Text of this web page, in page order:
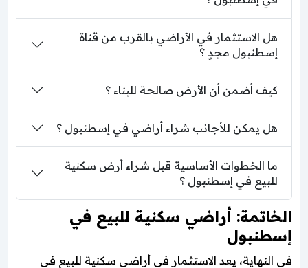
هل الاستثمار في الأراضي بالقرب من قناة
إسطنبول مجدٍ ؟
كيف أضمن أن الأرض صالحة للبناء ؟
هل يمكن للأجانب شراء أراضي في إسطنبول ؟
ما الخطوات الأساسية قبل شراء أرض سكنية
للبيع في إسطنبول ؟
الخاتمة: أراضي سكنية للبيع في
إسطنبول
في النهاية، يعد الاستثمار في أراضي سكنية للبيع في